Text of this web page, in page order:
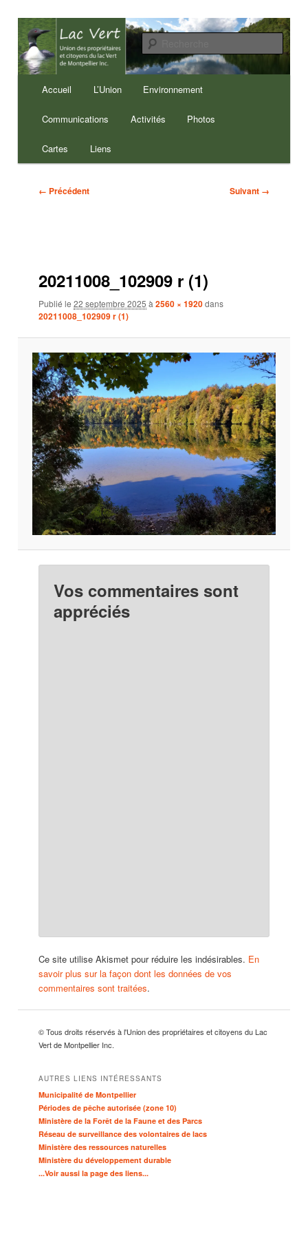
Aller
au
contenu
principalLac Vert de Montpellier
principal
Accueil L’Union Environnement
Communications Activités Photos
Cartes Liens
Navigation
← Précédent Suivant →
20211008_102909 r (1)
Publié le22 septembre 2025 à2560 × 1920dans
20211008_102909 r (1)
Vos commentaires sont
appréciés
Ce site utilise Akismet pour réduire les indésirables. En
savoir plus sur la façon dont les données de vos
commentaires sont traitées.
© Tous droits réservés à l'Union des propriétaires et citoyens du Lac
Vert de Montpellier Inc.
AUTRES LIENS INTÉRESSANTS
Municipalité de Montpellier
Périodes de pêche autorisée (zone 10)
Ministère de la Forêt de la Faune et des Parcs
Réseau de surveillance des volontaires de lacs
Ministère des ressources naturelles
Ministère du développement durable
...Voir aussi la page des liens...